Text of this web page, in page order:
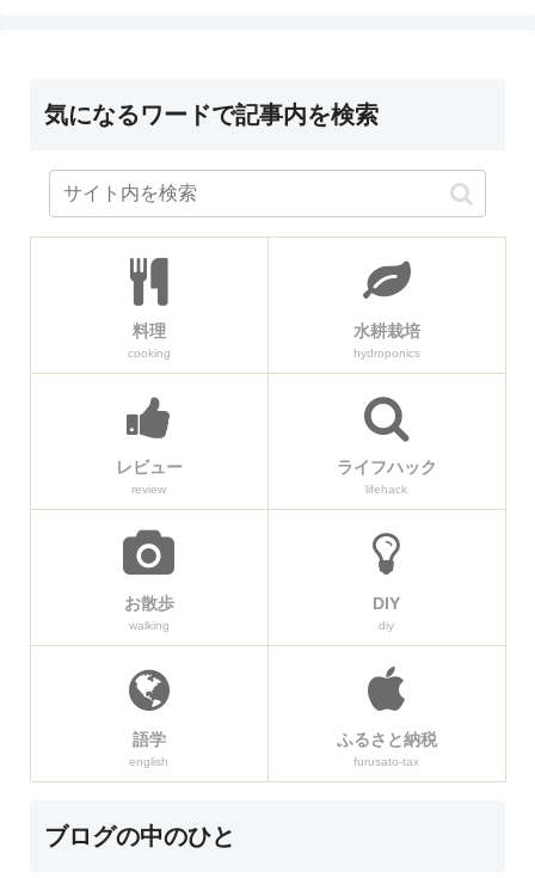
気になるワードで記事内を検索
料理
cooking
水耕栽培
hydroponics
レビュー
review
ライフハック
lifehack
お散歩
walking
DIY
diy
語学
english
ふるさと納税
furusato-tax
ブログの中のひと